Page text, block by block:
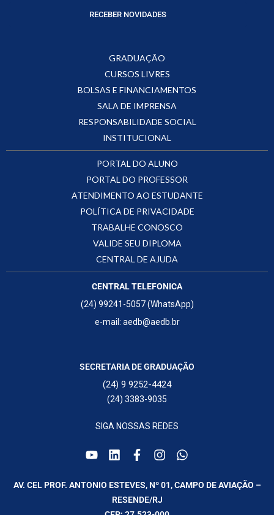
RECEBER NOVIDADES
GRADUAÇÃO
CURSOS LIVRES
BOLSAS E FINANCIAMENTOS
SALA DE IMPRENSA
RESPONSABILIDADE SOCIAL
INSTITUCIONAL
PORTAL DO ALUNO
PORTAL DO PROFESSOR
ATENDIMENTO AO ESTUDANTE
POLÍTICA DE PRIVACIDADE
TRABALHE CONOSCO
VALIDE SEU DIPLOMA
CENTRAL DE AJUDA
CENTRAL TELEFONICA
(24) 99241-5057 (WhatsApp)
e-mail: aedb@aedb.br
SECRETARIA DE GRADUAÇÃO
(24) 9 9252-4424
(24) 3383-9035
SIGA NOSSAS REDES
AV. CEL PROF. ANTONIO ESTEVES, Nº 01, CAMPO DE AVIAÇÃO –
RESENDE/RJ